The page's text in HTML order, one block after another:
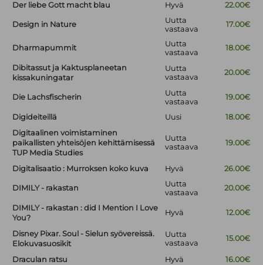
Der liebe Gott macht blau
Hyvä 22.00€
Design in Nature
Uutta
vastaava
17.00€
Dharmapummit
Uutta
vastaava
18.00€
Dibitassut ja Kaktusplaneetan
kissakuningatar
Uutta
vastaava
20.00€
Die Lachsfischerin
Uutta
vastaava
19.00€
Digideiteillä Uusi
18.00€
Digitaalinen voimistaminen
paikallisten yhteisöjen kehittämisessä
TUP Media Studies
Uutta
vastaava
19.00€
Digitalisaatio : Murroksen koko kuva Hyvä 26.00€
DIMILY - rakastan
Uutta
vastaava
20.00€
DIMILY - rakastan : did I Mention I Love
You?
Hyvä 12.00€
Disney Pixar. Soul - Sielun syövereissä.
Elokuvasuosikit
Uutta
vastaava
15.00€
Draculan ratsu Hyvä 16.00€